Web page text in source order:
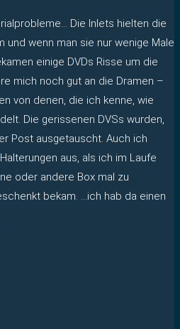
Die Inlets hielten die
und wenn man sie nur wenige Male
einige DVDs Risse um die
mich noch gut an die Dramen –
von denen, die ich kenne, wie
Die gerissenen DVSs wurden,
Post ausgetauscht. Auch ich
aus, als ich im Laufe
oder andere Box mal zu
bekam. …ich hab da einen